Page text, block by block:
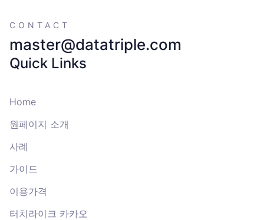
CONTACT
master@datatriple.com
Quick Links
Home
원페이지 소개
사례
가이드
이용가격
터치라이크 카카오